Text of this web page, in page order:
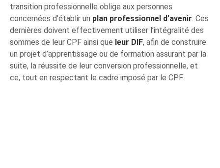
transition professionnelle oblige aux personnes
concernées d’établir un plan professionnel d’avenir. Ces
dernières doivent effectivement utiliser l’intégralité des
sommes de leur CPF ainsi que leur DIF, afin de construire
un projet d’apprentissage ou de formation assurant par la
suite, la réussite de leur conversion professionnelle, et
ce, tout en respectant le cadre imposé par le CPF.